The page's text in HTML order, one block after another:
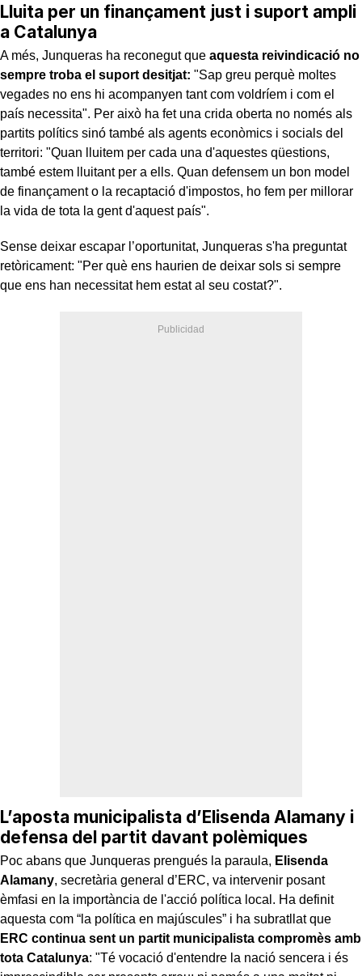
Lluita per un finançament just i suport ampli
a Catalunya
A més, Junqueras ha reconegut que aquesta reivindicació no
sempre troba el suport desitjat: "Sap greu perquè moltes
vegades no ens hi acompanyen tant com voldríem i com el
país necessita". Per això ha fet una crida oberta no només als
partits polítics sinó també als agents econòmics i socials del
territori: "Quan lluitem per cada una d'aquestes qüestions,
també estem lluitant per a ells. Quan defensem un bon model
de finançament o la recaptació d'impostos, ho fem per millorar
la vida de tota la gent d'aquest país".
Sense deixar escapar l’oportunitat, Junqueras s'ha preguntat
retòricament: "Per què ens haurien de deixar sols si sempre
que ens han necessitat hem estat al seu costat?".
L’aposta municipalista d’Elisenda Alamany i
defensa del partit davant polèmiques
Poc abans que Junqueras prengués la paraula, Elisenda
Alamany, secretària general d’ERC, va intervenir posant
èmfasi en la importància de l'acció política local. Ha definit
aquesta com “la política en majúscules” i ha subratllat que
ERC continua sent un partit municipalista compromès amb
tota Catalunya: "Té vocació d'entendre la nació sencera i és